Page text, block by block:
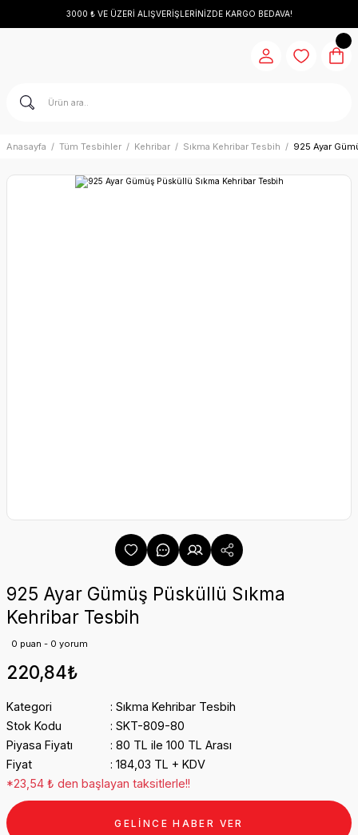
3000 ₺ VE ÜZERİ ALIŞVERİŞLERİNİZDE KARGO BEDAVA!
Anasayfa Tüm Tesbihler Kehribar Sıkma Kehribar Tesbih 925 Ayar
925 Ayar Gümüş Püsküllü Sıkma
Kehribar Tesbih
0 puan - 0 yorum
220,84₺
Kategori
Sıkma Kehribar Tesbih
Stok Kodu
SKT-809-80
Piyasa Fiyatı
80 TL ile 100 TL Arası
Fiyat
184,03 TL + KDV
*23,54 ₺ den başlayan taksitlerle!!
GELİNCE HABER VER